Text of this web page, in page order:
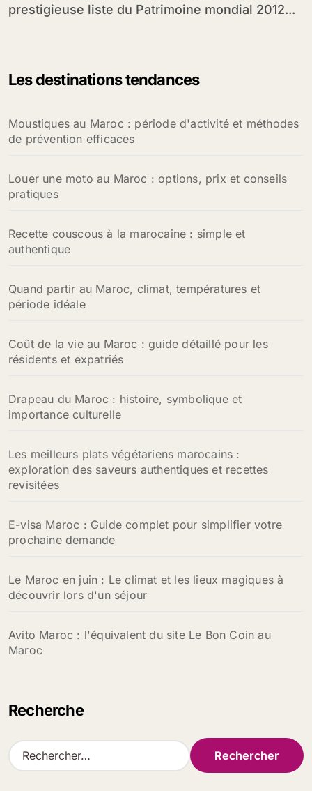
prestigieuse liste du Patrimoine mondial 2012...
Les destinations tendances
Moustiques au Maroc : période d'activité et méthodes
de prévention efficaces
Louer une moto au Maroc : options, prix et conseils
pratiques
Recette couscous à la marocaine : simple et
authentique
Quand partir au Maroc, climat, températures et
période idéale
Coût de la vie au Maroc : guide détaillé pour les
résidents et expatriés
Drapeau du Maroc : histoire, symbolique et
importance culturelle
Les meilleurs plats végétariens marocains :
exploration des saveurs authentiques et recettes
revisitées
E-visa Maroc : Guide complet pour simplifier votre
prochaine demande
Le Maroc en juin : Le climat et les lieux magiques à
découvrir lors d'un séjour
Avito Maroc : l'équivalent du site Le Bon Coin au
Maroc
Recherche
R
e